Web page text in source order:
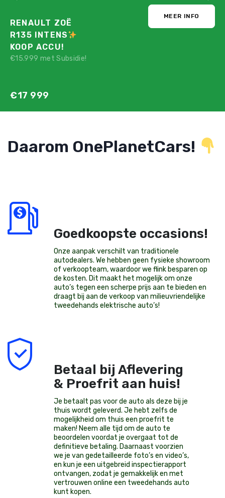
RENAULT ZOË
R135 INTENS
KOOP ACCU!
€15.999 met Subsidie!
€17 999
MEER INFO
Daarom OnePlanetCars!
Goedkoopste occasions!
Onze aanpak verschilt van traditionele
autodealers. We hebben geen fysieke showroom
of verkoopteam, waardoor we flink besparen op
de kosten. Dit maakt het mogelijk om onze
auto’s tegen een scherpe prijs aan te bieden en
draagt bij aan de verkoop van milieuvriendelijke
tweedehands elektrische auto’s!
Betaal bij Aflevering
& Proefrit aan huis!
Je betaalt pas voor de auto als deze bij je
thuis wordt geleverd. Je hebt zelfs de
mogelijkheid om thuis een proefrit te
maken! Neem alle tijd om de auto te
beoordelen voordat je overgaat tot de
definitieve betaling. Daarnaast voorzien
we je van gedetailleerde foto’s en video’s,
en kun je een uitgebreid inspectierapport
ontvangen, zodat je gemakkelijk en met
vertrouwen online een tweedehands auto
kunt kopen.